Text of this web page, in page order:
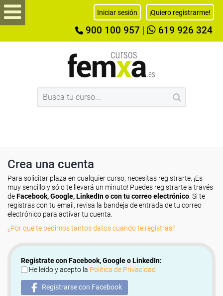
Iniciar sesión ¡Quiero registrarme!
900 100 957 619 926 324
Crea una cuenta
Para solicitar plaza en cualquier curso, necesitas registrarte. ¡Es
muy sencillo y sólo te llevará un minuto! Puedes registrarte a través
deFacebook, Google, LinkedIn o con tu correo electrónico . Si te
registras con tu email, revisa la bandeja de entrada de tu correo
electrónico para activar tu cuenta.
¿Por qué te pedimos tantos datos cuando te registras?
Regístrate con Facebook, Google o LinkedIn:
He leído y acepto la Política de Privacidad
Registrarse con Facebook